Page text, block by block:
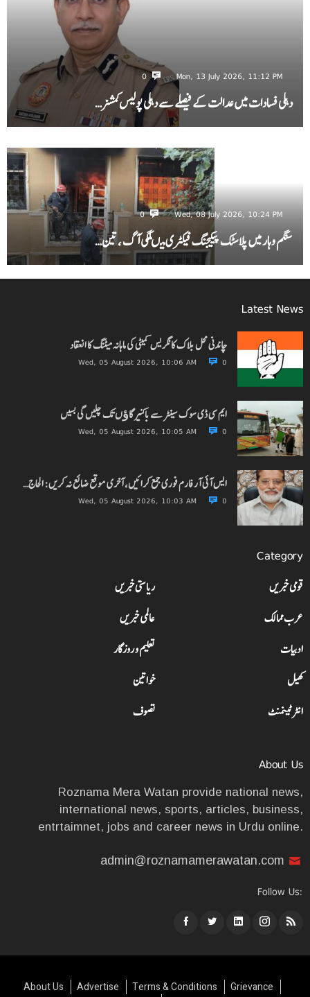
Mon, 13 July 2026, 11:12 PM
0
دہلی فسادات میں عدالت کے فیصلے سے دہلی پولیس کمشنر…
Wed, 08 July 2026, 10:24 PM
0
سنگم وہار میں پلاسٹک پیکیجنگ فیکٹری میںلگی آگ ، تین…
Latest News
چاندنی محل بلاک کانگریس کمیٹی کی ماہانہ میٹنگ کا انعقاد
Wed, 05 August 2026, 10:06 AM 0
ایم سی ڈی سوک سینٹر سے باکنیر گاﺅں تک چلیں گی بسیں
Wed, 05 August 2026, 10:05 AM 0
ایس آئی آر فارم فوری جمع کرائیں، آخری موقع ضائع نہ کریں: الحاج…
Wed, 05 August 2026, 10:03 AM 0
Category
قومی خبریں
ریاستی خبریں
عرب ممالک
عالمی خبریں
ادبیات
تعلیم و روزگار
کھیل
خواتین
انٹرٹینمنٹ
تصوف
About Us
Roznama Mera Watan provide national news,
international news, sports, articles, business,
entrtaimnet, jobs and career news in Urdu online.
admin@roznamamerawatan.com
Follow Us:
About Us Advertise Terms & Conditions
Grievance